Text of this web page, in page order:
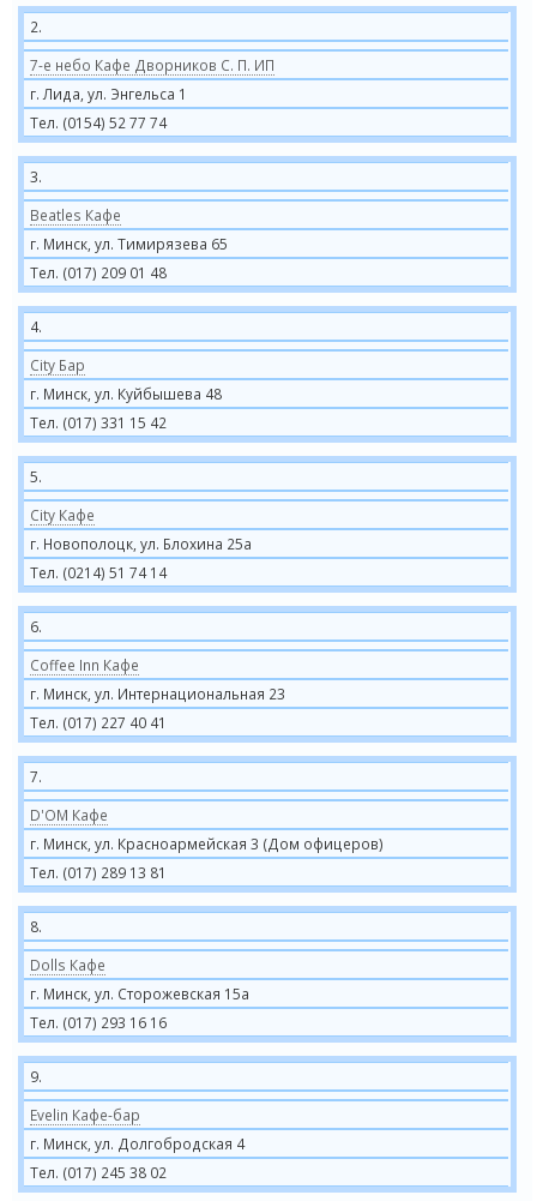
2.
7-е небо Кафе Дворников С. П. ИП
г. Лида, ул. Энгельса 1
Тел. (0154) 52 77 74
3.
Beatles Кафе
г. Минск, ул. Тимирязева 65
Тел. (017) 209 01 48
4.
City Бар
г. Минск, ул. Куйбышева 48
Тел. (017) 331 15 42
5.
City Кафе
г. Новополоцк, ул. Блохина 25а
Тел. (0214) 51 74 14
6.
Coffee Inn Кафе
г. Минск, ул. Интернациональная 23
Тел. (017) 227 40 41
7.
D'OM Кафе
г. Минск, ул. Красноармейская 3 (Дом офицеров)
Тел. (017) 289 13 81
8.
Dolls Кафе
г. Минск, ул. Сторожевская 15а
Тел. (017) 293 16 16
9.
Evelin Кафе-бар
г. Минск, ул. Долгобродская 4
Тел. (017) 245 38 02